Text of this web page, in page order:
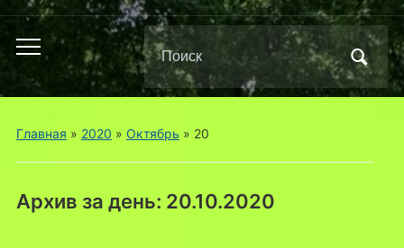
Переключить
мобильное
меню
Поиск
по:
Главная » 2020 » Октябрь » 20
Архив за день: 20.10.2020